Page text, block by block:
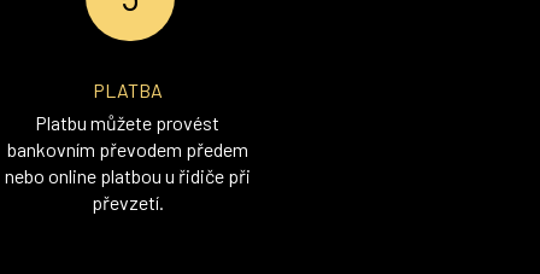
PLATBA
Platbu můžete provést
bankovním převodem předem
nebo online platbou u řidiče při
převzetí.